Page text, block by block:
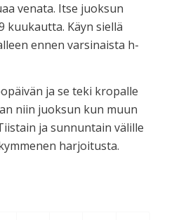
venata. Itse juoksun
kuukautta. Käyn siellä
ennen varsinaista h-
ja se teki kropalle
niin juoksun kun muun
ja sunnuntain välille
harjoitusta.